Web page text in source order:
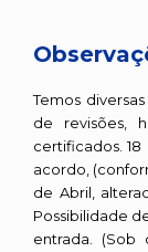
Temos
de revisões,
certificados.
acordo,
de Abril,
Possibilidade
entrada. (Sob